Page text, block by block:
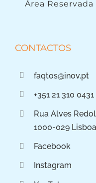
Área Reservada
CONTACTOS
faqtos@inov.pt
+351 21 310 0431
Rua Alves
1000-029 Lisboa
Facebook
Instagram